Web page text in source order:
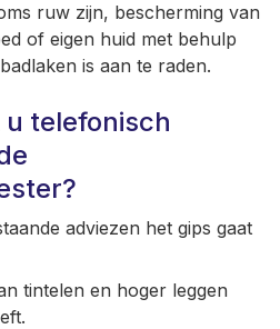
ruw zijn, bescherming van
of eigen huid met behulp
is aan te raden.
telefonisch
adviezen het gips gaat
tintelen en hoger leggen